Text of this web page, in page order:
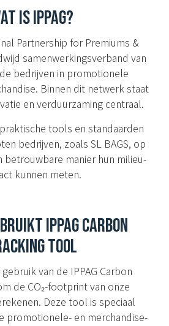
IS IPPAG?
Partnership for Premiums &
samenwerkingsverband van
bedrijven in promotionele
Binnen dit netwerk staat
en verduurzaming centraal.
tools en standaarden
bedrijven, zoals SL BAGS, op
betrouwbare manier hun milieu-
kunnen meten.
IPPAG CARBON
TOOL
van de IPPAG Carbon
de CO₂-footprint van onze
Deze tool is speciaal
promotionele- en merchandise-